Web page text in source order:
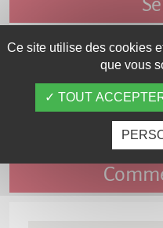
Ce site utilise des cookies
que vous
TOUT